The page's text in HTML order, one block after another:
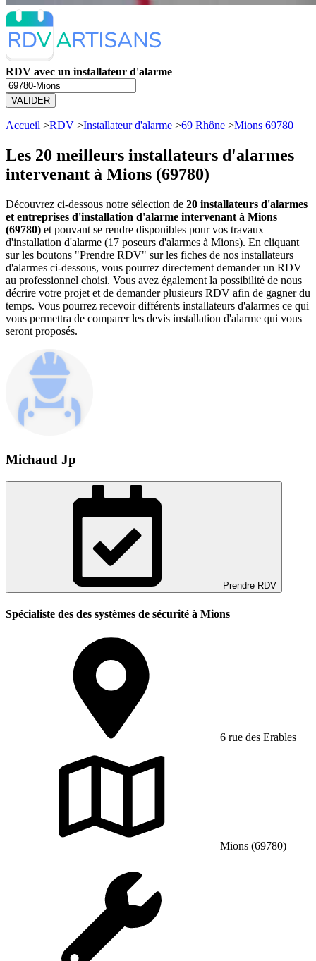
RDV avec un installateur d'alarme
VALIDER
Accueil >RDV >Installateur d'alarme >69 Rhône >Mions 69780
Les 20 meilleurs installateurs d'alarmes
intervenant à Mions (69780)
Découvrez ci-dessous notre sélection de 20 installateurs d'alarmes
et entreprises d'installation d'alarme intervenant à Mions
(69780) et pouvant se rendre disponibles pour vos travaux
d'installation d'alarme (17 poseurs d'alarmes à Mions). En cliquant
sur les boutons "Prendre RDV" sur les fiches de nos installateurs
d'alarmes ci-dessous, vous pourrez directement demander un RDV
au professionnel choisi. Vous avez également la possibilité de nous
décrire votre projet et de demander plusieurs RDV afin de gagner du
temps. Vous pourrez recevoir différents installateurs d'alarmes ce qui
vous permettra de comparer les devis installation d'alarme qui vous
seront proposés.
Michaud Jp
Prendre RDV
Spécialiste des des systèmes de sécurité à Mions
6 rue des Erables
Mions (69780)